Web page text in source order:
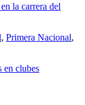
la carrera del
, Primera Nacional,
en clubes